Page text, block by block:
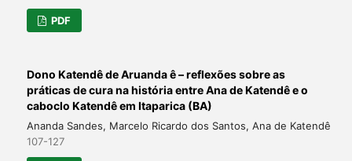
PDF
Dono Katendê de Aruanda ê – reflexões sobre as
práticas de cura na história entre Ana de Katendê e o
caboclo Katendê em Itaparica (BA)
Ananda Sandes, Marcelo Ricardo dos Santos, Ana de Katendê
107-127